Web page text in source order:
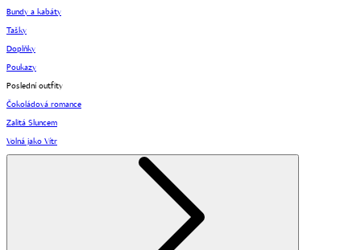
Bundy a kabáty
Tašky
Doplňky
Poukazy
Poslední outfity
Čokoládová romance
Zalitá Sluncem
Volná jako Vítr